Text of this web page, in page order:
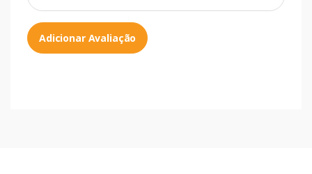
Adicionar Avaliação